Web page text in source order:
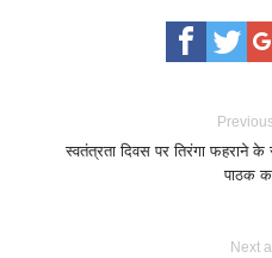
स्वतंत्रता दिवस पर तिरंगा फहराने
पाठक
Next